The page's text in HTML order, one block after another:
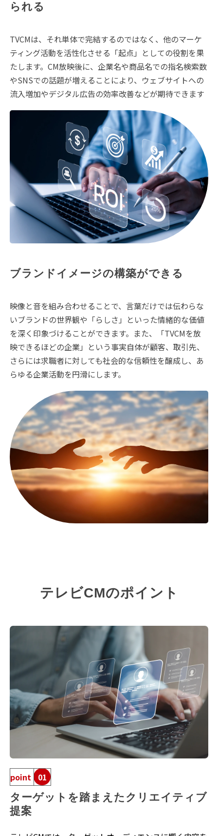
られる
TVCMは、それ単体で完結するのではなく、他のマーケ
ティング活動を活性化させる「起点」としての役割を果
たします。CM放映後に、企業名や商品名での指名検索数
やSNSでの話題が増えることにより、ウェブサイトへの
流入増加やデジタル広告の効率改善などが期待できます
ブランドイメージの構築ができる
映像と音を組み合わせることで、言葉だけでは伝わらな
いブランドの世界観や「らしさ」といった情緒的な価値
を深く印象づけることができます。また、「TVCMを放
映できるほどの企業」という事実自体が顧客、取引先、
さらには求職者に対しても社会的な信頼性を醸成し、あ
らゆる企業活動を円滑にします。
テレビCMのポイント
point 01
ターゲットを踏まえたクリエイティブ
提案